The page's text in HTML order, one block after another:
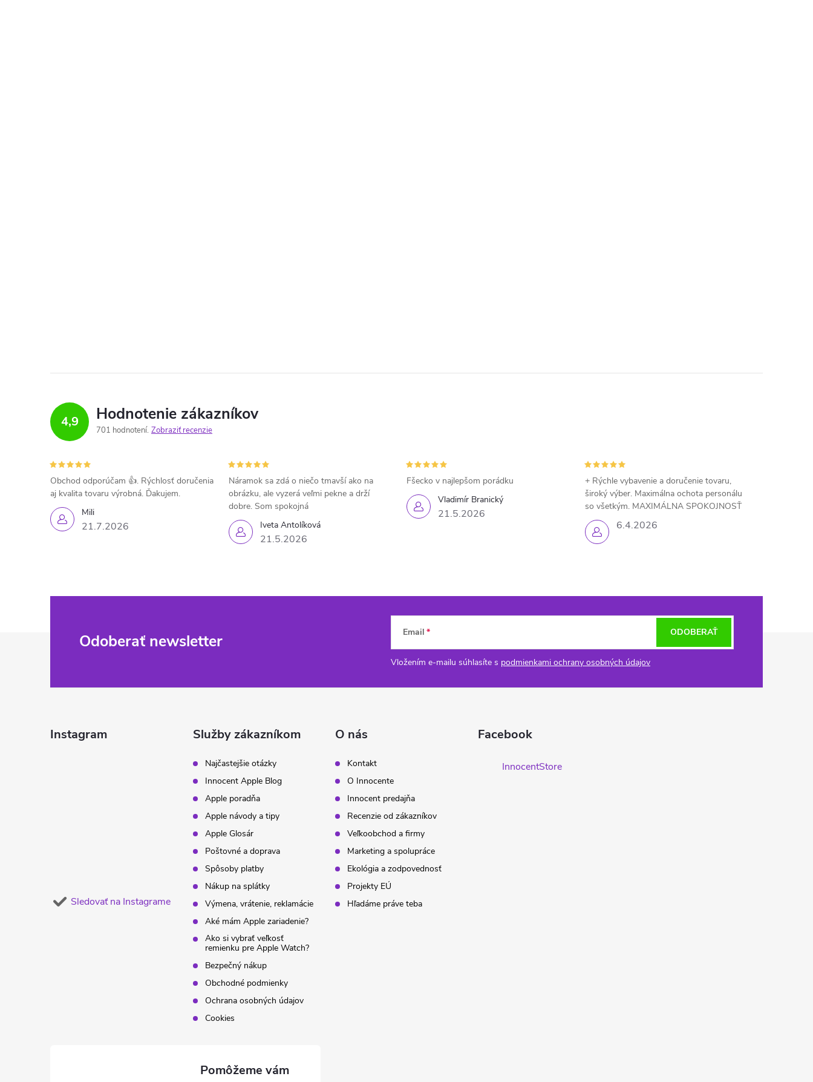
4,9 Hodnotenie zákazníkov
701 hodnotení Zobraziť recenzie
Mili
21.7.2026
Obchod odporúčam 👍. Rýchlosť doručenia
aj kvalita tovaru výrobná. Ďakujem.
Iveta Antolíková
21.5.2026
Náramok sa zdá o niečo tmavší ako na
obrázku, ale vyzerá veľmi pekne a drží
dobre. Som spokojná
Vladimír Branický
21.5.2026
Fšecko v najlepšom porádku
6.4.2026
+ Rýchle vybavenie a doručenie tovaru,
široký výber. Maximálna ochota personálu
so všetkým. MAXIMÁLNA SPOKOJNOSŤ
Odoberať newsletter Email
Vložením e-mailu súhlasíte s podmienkami ochrany osobných údajov
ODOBERAŤ
Instagram
Sledovať na Instagrame
Služby zákazníkom
Najčastejšie otázky
Innocent Apple Blog
Apple poradňa
Apple návody a tipy
Apple Glosár
Poštovné a doprava
Spôsoby platby
Nákup na splátky
Výmena, vrátenie, reklamácie
Aké mám Apple zariadenie?
Ako si vybrať veľkosť
remienku pre Apple Watch?
Bezpečný nákup
Obchodné podmienky
Ochrana osobných údajov
Cookies
O nás
Kontakt
O Innocente
Innocent predajňa
Recenzie od zákazníkov
Veľkoobchod a firmy
Marketing a spolupráce
Ekológia a zodpovednosť
Projekty EÚ
Hľadáme práve teba
Facebook
InnocentStore